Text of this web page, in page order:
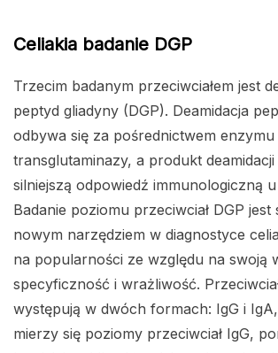
Celiakia badanie DGP
Trzecim badanym przeciwciałem jest
peptyd gliadyny (DGP). Deamidacja
odbywa się za pośrednictwem
transglutaminazy, a produkt deamidacji
silniejszą odpowiedź immunologiczną
Badanie poziomu przeciwciał DGP
nowym narzędziem w diagnostyce
na popularności ze względu na swoją
specyficzność i wrażliwość.
występują w dwóch formach: IgG i
mierzy się poziomy przeciwciał IgG,